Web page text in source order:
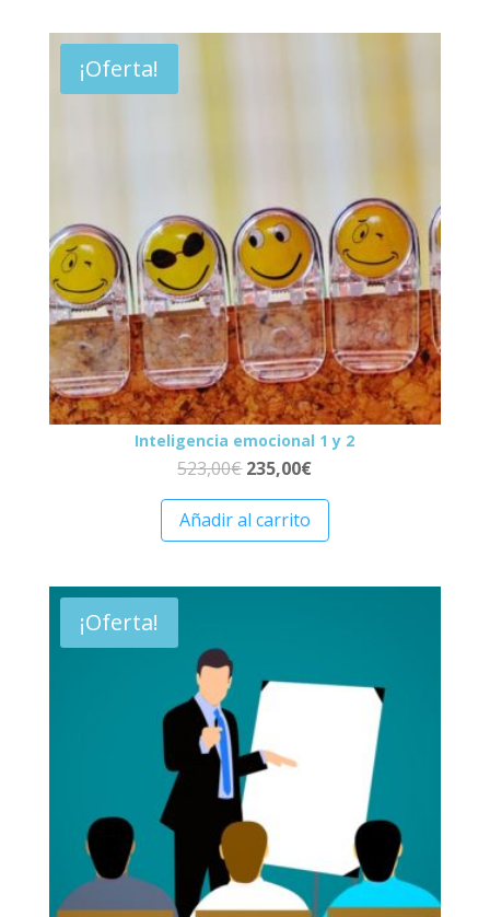
¡Oferta!
Inteligencia emocional 1 y 2
523,00€ 235,00€
Añadir al carrito
¡Oferta!